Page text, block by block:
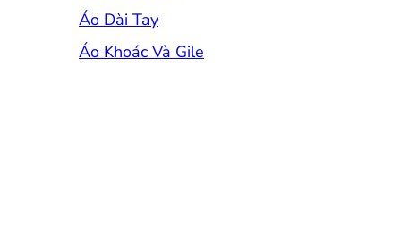
Áo Dài Tay
Áo Khoác Và Gile